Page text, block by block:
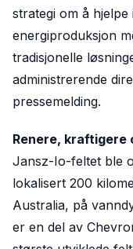
strategi om å
energiproduksjon
tradisjonelle
administrerende
pressemelding.
Renere, kraftigere
Jansz-Io-feltet ble
lokalisert 200
Australia, på
er en del av